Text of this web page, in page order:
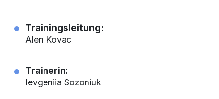
Trainingsleitung:
Alen Kovac
Trainerin:
Ievgeniia Sozoniuk